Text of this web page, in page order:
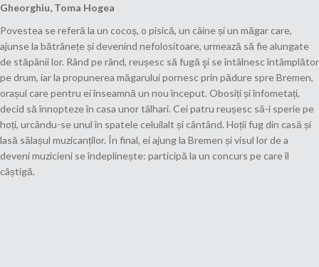
Gheorghiu, Toma Hogea
Povestea se referă la un cocoș, o pisică, un câine și un măgar care,
ajunse la bătrânețe și devenind nefolositoare, urmează să fie alungate
de stăpânii lor. Rând pe rând, reușesc să fugă şi se întâlnesc întâmplător
pe drum, iar la propunerea măgarului pornesc prin pădure spre Bremen,
orașul care pentru ei înseamnă un nou început. Obosiți și înfometați,
decid să înnopteze în casa unor tâlhari. Cei patru reușesc să-i sperie pe
hoți, urcându-se unul în spatele celuilalt și cântând. Hoții fug din casă și
lasă sălașul muzicanților. În final, ei ajung la Bremen și visul lor de a
deveni muzicieni se îndeplinește: participă la un concurs pe care îl
câștigă.